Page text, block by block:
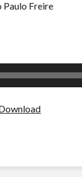
Paulo Freire